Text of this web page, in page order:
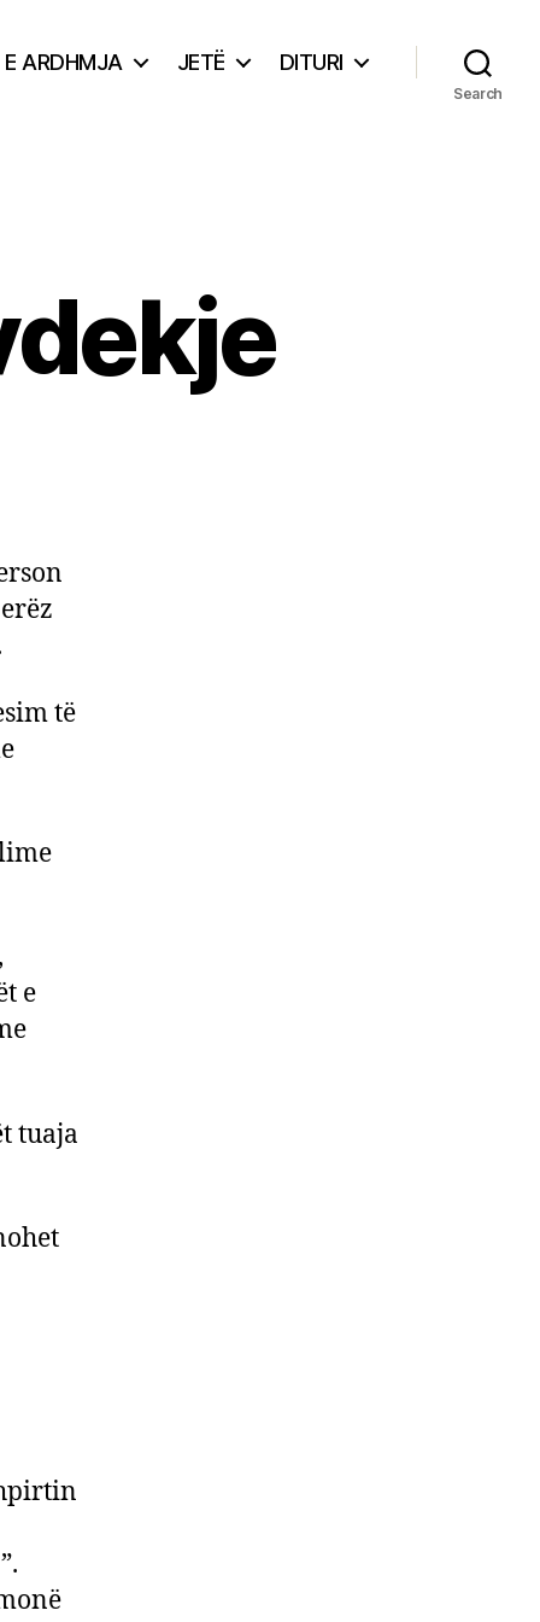
E ARDHMJA JETË DITURI
Search
të
e
tuaja